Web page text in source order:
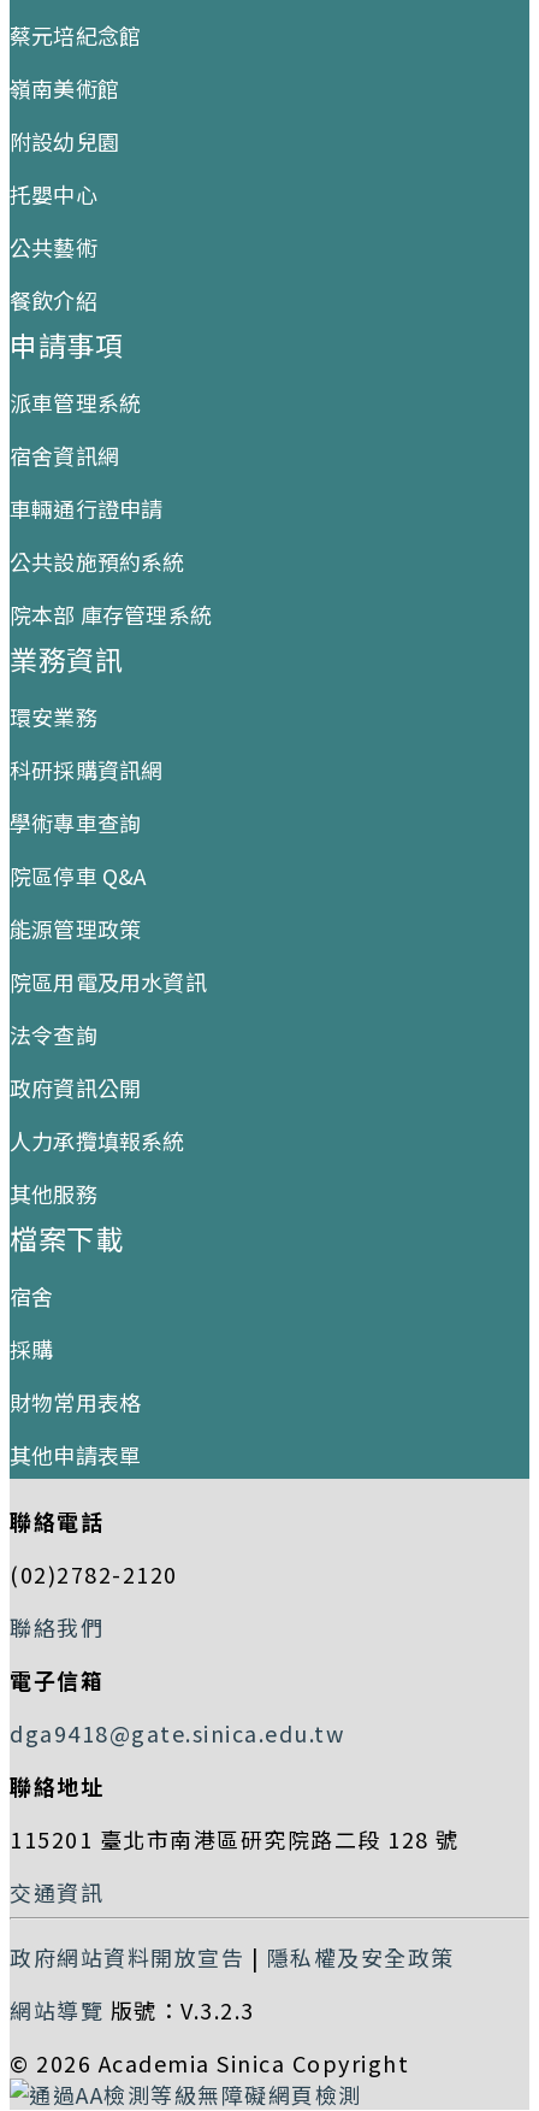
蔡元培紀念館
嶺南美術館
附設幼兒園
托嬰中心
公共藝術
餐飲介紹
申請事項
派車管理系統
宿舍資訊網
車輛通行證申請
公共設施預約系統
院本部 庫存管理系統
業務資訊
環安業務
科研採購資訊網
學術專車查詢
院區停車 Q&A
能源管理政策
院區用電及用水資訊
法令查詢
政府資訊公開
人力承攬填報系統
其他服務
檔案下載
宿舍
採購
財物常用表格
其他申請表單
聯絡電話
(02)2782-2120
聯絡我們
電子信箱
dga9418@gate.sinica.edu.tw
聯絡地址
115201 臺北市南港區研究院路二段 128 號
交通資訊
政府網站資料開放宣告 | 隱私權及安全政策
網站導覽 版號：V.3.2.3
© 2026 Academia Sinica Copyright